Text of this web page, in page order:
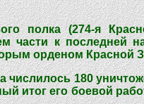
полка (274-я
к последней
орденом Красной
180
итог его боевой